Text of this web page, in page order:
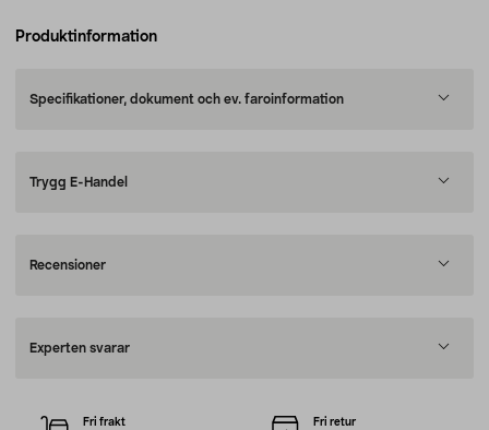
Produktinformation
Specifikationer, dokument och ev. faroinformation
Trygg E-Handel
Recensioner
Experten svarar
Fri frakt Fri retur